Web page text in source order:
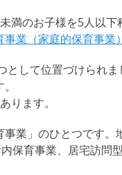
満のお子様を5人以
業（家庭的保育事業）
して位置づけられ
ります。
業」のひとつです。
保育事業、居宅訪問